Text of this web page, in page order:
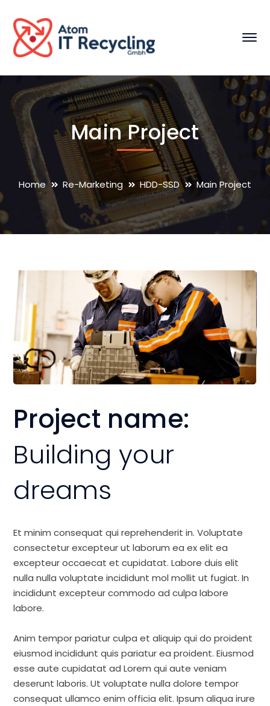
Main Project
Home Re-Marketing HDD-SSD Main Project
Project name:
Building your
dreams
Et minim consequat qui reprehenderit in. Voluptate
consectetur excepteur ut laborum ea ex elit ea
excepteur occaecat et cupidatat. Labore duis elit
nulla nulla voluptate incididunt mol mollit ut fugiat. In
incididunt excepteur commodo ad culpa labore
labore.
Anim tempor pariatur culpa et aliquip qui do proident
eiusmod incididunt quis pariatur ea proident. Eiusmod
esse aute cupidatat ad Lorem qui aute veniam
deserunt laboris. Ut voluptate nulla dolore tempor
consequat ullamco enim officia elit. Ipsum aliqua irure